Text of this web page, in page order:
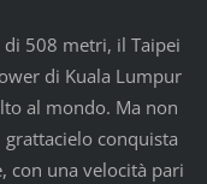
di 508 metri, il Taipei
di Kuala Lumpur
al mondo. Ma non
conquista
con una velocità pari